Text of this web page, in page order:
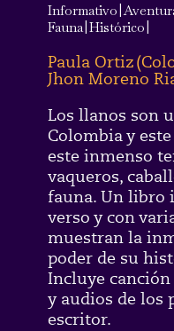
Informativo
Fauna Histórico
Paula Ortiz(
Jhon Moreno
Los llanos son
Colombia y
este inmenso
vaqueros,
fauna. Un libro
verso y con
muestran la
poder de su
Incluye
y audios de los
escritor.